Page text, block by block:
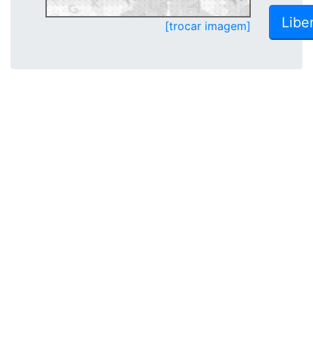
[trocar imagem]